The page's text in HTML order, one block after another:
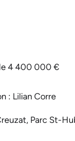
4 400 000 €
: Lilian Corre
Parc St-